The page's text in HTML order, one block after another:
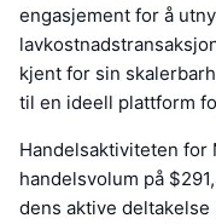
engasjement for å
kjent for sin
til en ideell plattform
Handelsaktiviteten for
handelsvolum på
dens aktive